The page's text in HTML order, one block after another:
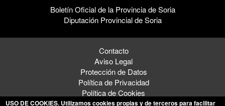
Boletín Oficial de la Provincia de Soria
Diputación Provincial de Soria
Contacto
Aviso Legal
Protección de Datos
Política de Privacidad
Política de Cookies
USO DE COOKIES. Utilizamos cookies propias y de terceros para facilitar